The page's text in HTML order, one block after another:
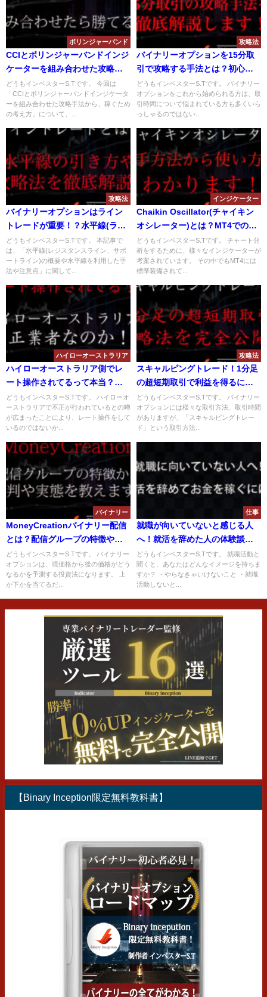
ボリンジャーバンド
CCIとボリンジャーバンドインジ
ケーターを組み合わせた攻略手
法とは？バイナリー取引で稼げ
る手法を解説！
どうもインベスターS.Tです。 今回は
「CCIとボリンジャーバンドインジケータ
ーを組み合わせた攻略手法から、稼ぐため
の考え方」について、...
攻略法
バイナリーオプションを15分取
引で攻略する手法とは？初心者
でもハイロー取引を攻略できる
手法を解説！
どうもインベスターS.Tです。 バイナリー
オプションをこれから始められる方は、取
引時間について悩まれている方も多くいら
っしゃるのではない...
攻略法
バイナリーオプションはライン
トレードが重要！？水平線(ライ
ン)の引き方や攻略法について解
説！
どうもインベスターS.Tです。 本記事で
は、「水平線(レジスタンスライン、サポ
ートライン)の概要や水平線を利用した手
法や注意点」に関して...
インジケーター
Chaikin Oscillator(チャイキン
オシレーター)とは？MT4での入
手方法から使い方や設定方法に
ついて解説！
どうもインベスターS.Tです。 チャート分
析をするために、様々なインジケーターが
考案されています。 その中でもMT4には
標準装備されて...
ハイローオーストラリア
ハイローオーストラリア側でレ
ート操作されてるって本当？ハ
イローオーストラリアは不正を
行っているのか？
どうもインベスターS.Tです。 ハイローオ
ーストラリアで不正が行われているとの噂
が広まったことにより、レート操作をして
いるのではないか...
攻略法
スキャルピングトレード！1分足
の超短期取引で利益を得るに
は？MT4インジケーターは使え
るのか？
どうもインベスターS.Tです。 バイナリー
オプションには様々な取引方法、取引時間
がありますが、「スキャルピングトレー
ド」という取引方法...
バイナリー
MoneyCreationバイナリー配信
とは？配信グループの特徴や評
判から実態について解説！
どうもインベスターS.Tです。 バイナリー
オプションは、現価格から後の価格がどう
なるかを予測する投資法になります。 上
か下かを当てるだ...
仕事
就職が向いていないと感じる人
へ！就活を辞めた人の体験談と
お金を稼ぐ手段を紹介！
どうもインベスターS.Tです。 就職活動と
聞くと、あなたはどんなイメージを持ちま
すか？ ・やらなきゃいけないこと ・就職
活動しないと...
【Binary Inception限定無料教科書】